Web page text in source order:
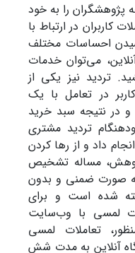
پژوهشگران را به خود
کاربران در ارتباط با
احساسات مختلف
می‌توان خدمات
تردید نیز یکی از
در تعامل با یک
و در نتیجه سبد خرید
تردید مشتری
داد و از رها کردن
مساله تشخیص
به صورت ضمنی و بدون
شده است و برای
لمسی با وب‌سایت
تعاملات لمسی
آنلاین به مدت شش